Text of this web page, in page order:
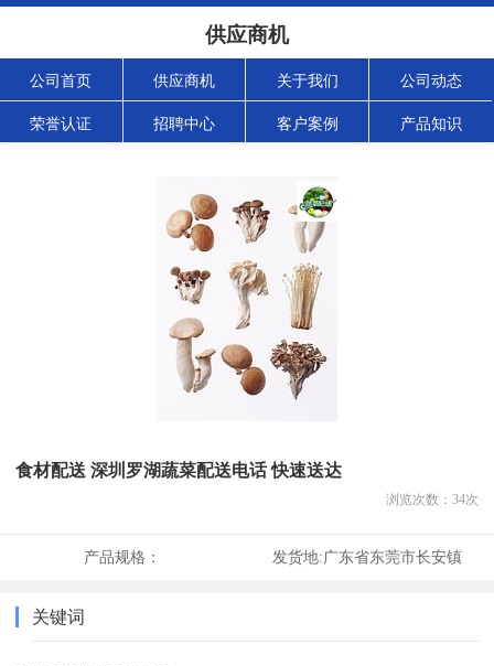
供应商机
公司首页 供应商机 关于我们 公司动态
荣誉认证 招聘中心 客户案例 产品知识
食材配送 深圳罗湖蔬菜配送电话 快速送达
浏览次数： 34次
产品规格： 发货地:广东省东莞市长安镇
关键词